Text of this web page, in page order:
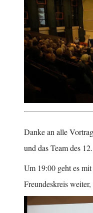
Danke an alle
und das Team des
Um 19:00 geht es
Freundeskreis